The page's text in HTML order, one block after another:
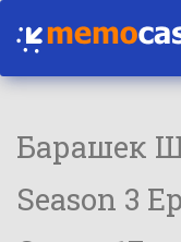
Барашек
Season 3